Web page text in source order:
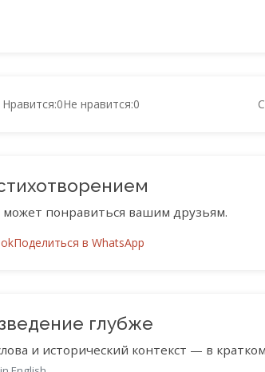
Нравится:0Не нравится:0
понравиться вашим друзьям.
Поделиться в WhatsApp
глубже
и исторический контекст — в